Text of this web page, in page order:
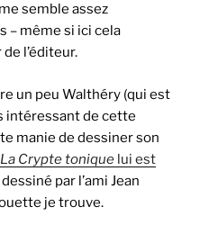
semble assez
– même si ici cela
l’éditeur.
un peu Walthéry (qui est
intéressant de cette
manie de dessiner son
La Crypte tonique lui est
par l’ami Jean
je trouve.